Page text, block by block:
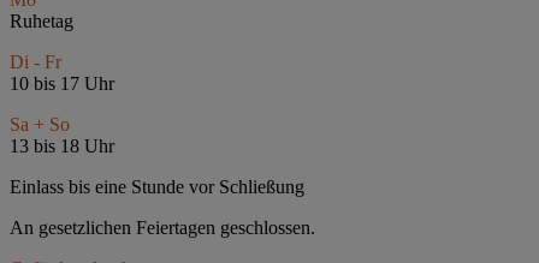
Ruhetag
Di - Fr
10 bis 17 Uhr
Sa + So
13 bis 18 Uhr
Einlass bis eine Stunde vor Schließung
An gesetzlichen Feiertagen geschlossen.